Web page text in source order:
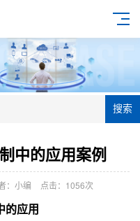
搜索
中的应用案例
：小编 点击： 1056次
应用